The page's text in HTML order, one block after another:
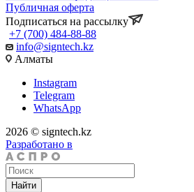
Публичная оферта
Подписаться на рассылку
+7 (700) 484-88-88
info@signtech.kz
Алматы
Instagram
Telegram
WhatsApp
2026 © signtech.kz
Разработано в
Найти